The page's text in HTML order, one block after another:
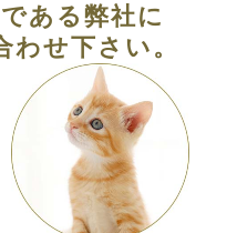
ある弊社に
わせ下さい。